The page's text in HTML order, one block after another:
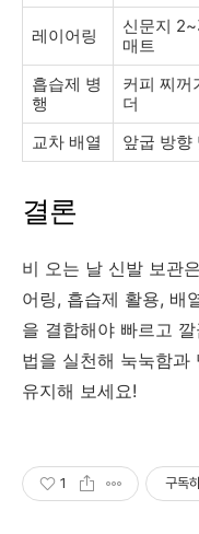
레이어링
신문지
매트
흡습제 병
행
커피 찌꺼
더
교차 배열
앞굽 방향
결론
비 오는 날 신발 보관
어링, 흡습제 활용, 배
을 결합해야 빠르고
법을 실천해 눅눅함과
유지해 보세요!
1 구독